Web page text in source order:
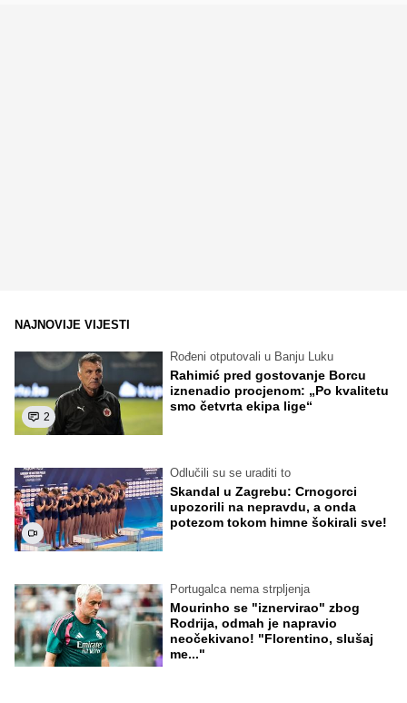
NAJNOVIJE VIJESTI
2
Rođeni otputovali u Banju Luku
Rahimić pred gostovanje Borcu
iznenadio procjenom: „Po kvalitetu
smo četvrta ekipa lige“
Odlučili su se uraditi to
Skandal u Zagrebu: Crnogorci
upozorili na nepravdu, a onda
potezom tokom himne šokirali sve!
Portugalca nema strpljenja
Mourinho se "iznervirao" zbog
Rodrija, odmah je napravio
neočekivano! "Florentino, slušaj
me..."